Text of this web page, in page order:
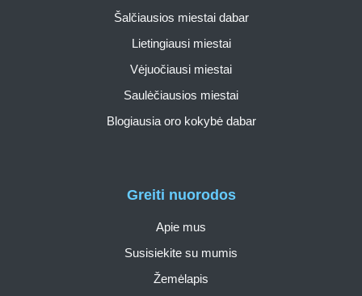
Greiti nuorodos
Apie mus
Susisiekite su mumis
Žemėlapis
Šalčiausios miestai dabar
Lietingiausi miestai
Vėjuočiausi miestai
Saulėčiausios miestai
Blogiausia oro kokybė dabar